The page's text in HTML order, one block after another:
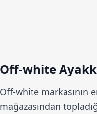
Off-white
Off-white markasının
mağazasından